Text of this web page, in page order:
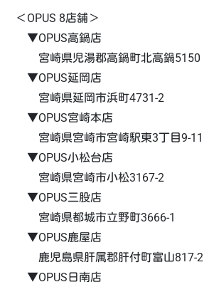
＜OPUS 8店舗＞
▼OPUS高鍋店
宮崎県児湯郡高鍋町北高鍋5150
▼OPUS延岡店
宮崎県延岡市浜町4731-2
▼OPUS宮崎本店
宮崎県宮崎市宮崎駅東3丁目9-11
▼OPUS小松台店
宮崎県宮崎市小松3167-2
▼OPUS三股店
宮崎県都城市立野町3666-1
▼OPUS鹿屋店
鹿児島県肝属郡肝付町富山817-2
▼OPUS日南店